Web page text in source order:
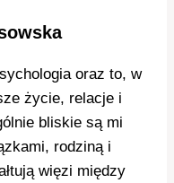
oraz to, w
życie, relacje i
bliskie są mi
rodziną i
więzi między